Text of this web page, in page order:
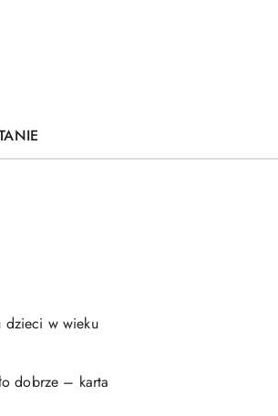
dzieci w wieku
dobrze – karta